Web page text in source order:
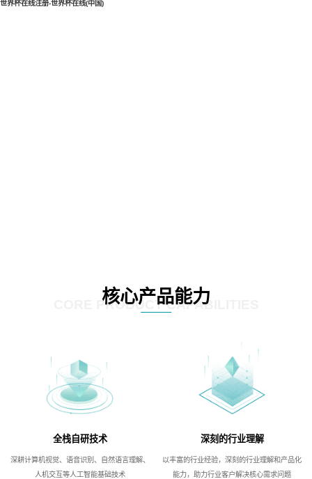
世界杯在线注册-世界杯在线(中国)
核心产品能力
CORE PRODUCT CAPABILITIES
全栈自研技术
深耕计算机视觉、语音识别、自然语言理解、
人机交互等人工智能基础技术
深刻的行业理解
以丰富的行业经验，深刻的行业理解和产品化
能力，助力行业客户解决核心需求问题